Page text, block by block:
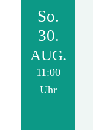
So.
30.
AUG.
11:00
Uhr